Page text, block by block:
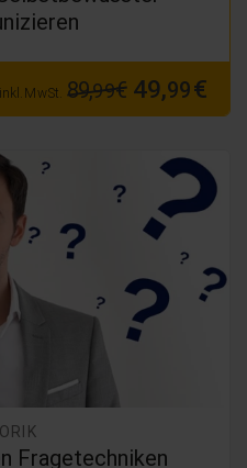
inkl. MwSt. 89,99€ 49,99€
Fragetechniken